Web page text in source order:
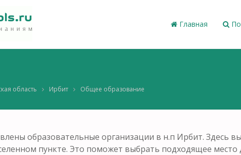
Главная
область Ирбит Общее образование
образовательные организации в н.п Ирбит. Здесь
пункте. Это поможет выбрать подходящее место